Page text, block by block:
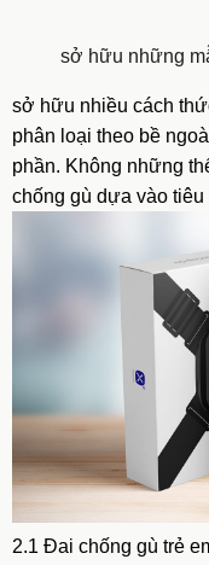
sở hữu những
sở hữu nhiều cách
phân loại theo bề
phần. Không những
chống gù dựa vào
2.1 Đai chống gù trẻ